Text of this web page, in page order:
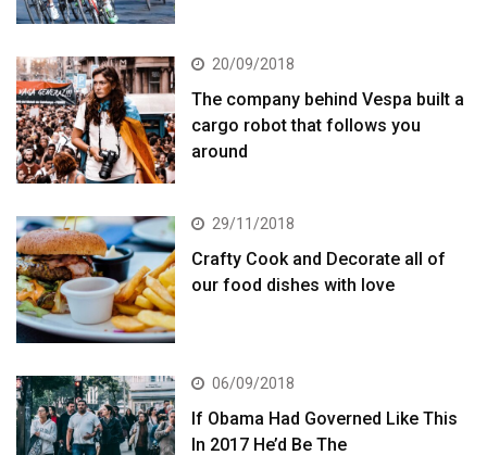
20/09/2018
The company behind Vespa built a
cargo robot that follows you
around
29/11/2018
Crafty Cook and Decorate all of
our food dishes with love
06/09/2018
If Obama Had Governed Like This
In 2017 He’d Be The